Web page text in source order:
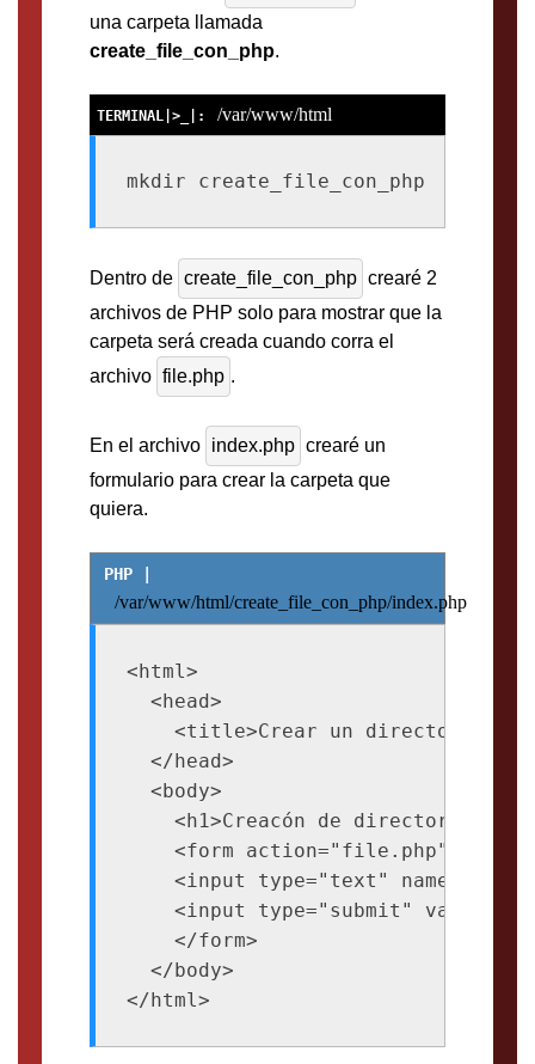
una carpeta llamada
create_file_con_php.
/var/www/html
mkdir create_file_con_php
Dentro de create_file_con_php crearé 2
archivos de PHP solo para mostrar que la
carpeta será creada cuando corra el
archivo file.php .
En el archivo index.php crearé un
formulario para crear la carpeta que
quiera.
/var/www/html/create_file_con_php/index.php
<html>
  <head>
<title>Crear un directorio o
  </head>
  <body>
<h1>Creacón de directorio o
<form action="file.php"
<input type="text"
<input type="submit"
    </form>
  </body>